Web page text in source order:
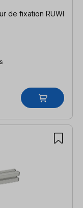
de fixation RUWI